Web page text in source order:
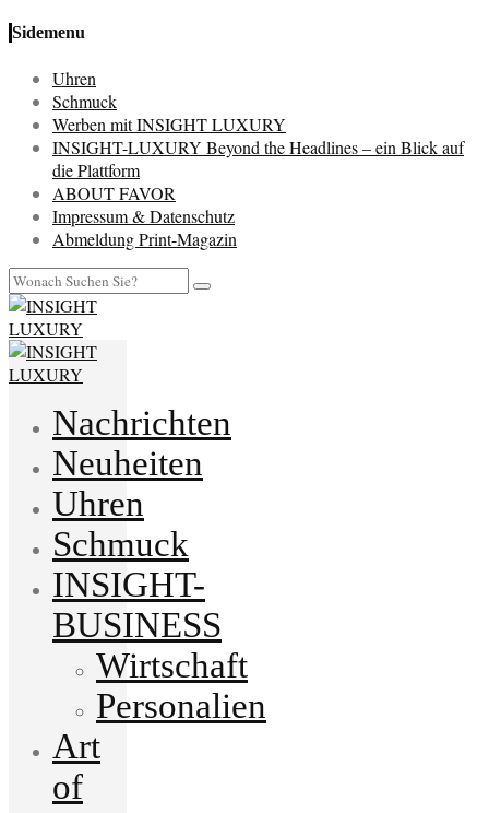
Sidemenu
Uhren
Schmuck
Werben mit INSIGHT LUXURY
INSIGHT-LUXURY Beyond the Headlines – ein Blick auf
die Plattform
ABOUT FAVOR
Impressum & Datenschutz
Abmeldung Print-Magazin
Nachrichten
Neuheiten
Uhren
Schmuck
INSIGHT-
BUSINESS
Wirtschaft
Personalien
Art
of